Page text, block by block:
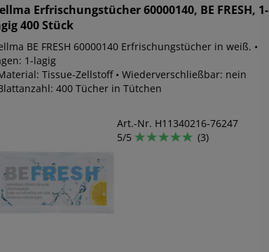
Erfrischungstücher 60000140, BE FRESH, 1-
400 Stück
BE FRESH 60000140 Erfrischungstücher in weiß. •
1-lagig
Tissue-Zellstoff • Wiederverschließbar: nein
400 Tücher in Tütchen
Art.-Nr. H11340216-76247
5/5
(3)